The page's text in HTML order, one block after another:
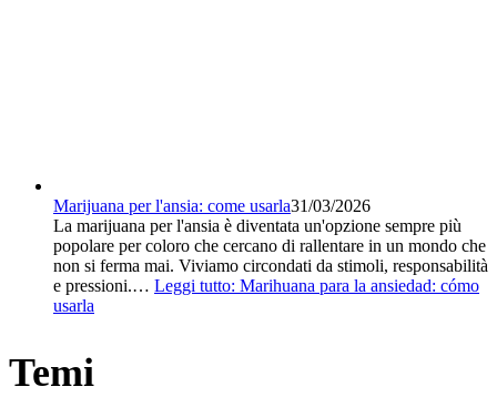
Marijuana per l'ansia: come usarla31/03/2026
La marijuana per l'ansia è diventata un'opzione sempre più
popolare per coloro che cercano di rallentare in un mondo che
non si ferma mai. Viviamo circondati da stimoli, responsabilità
e pressioni.… Leggi tutto: Marihuana para la ansiedad: cómo
usarla
Temi